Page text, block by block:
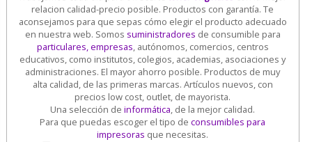
relacion calidad-precio posible. Productos con garantía. Te
aconsejamos para que sepas cómo elegir el producto adecuado
en nuestra web. Somos suministradores de consumible para
particulares, empresas, autónomos, comercios, centros
educativos, como institutos, colegios, academias, asociaciones y
administraciones. El mayor ahorro posible. Productos de muy
alta calidad, de las primeras marcas. Artículos nuevos, con
precios low cost, outlet, de mayorista.
Una selección deinformática, de la mejor calidad.
Para que puedas escoger el tipo deconsumibles para
impresoras que necesitas.